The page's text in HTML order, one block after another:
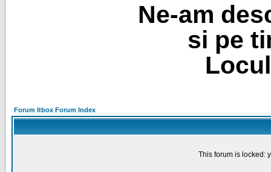
Ne-am
si pe
Forum Itbox Forum Index
This forum is locked: